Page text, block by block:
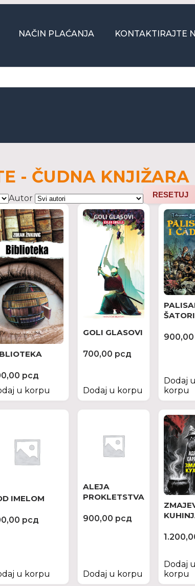
NAČIN PLAĆANJA KONTAKTIRAJTE
- ČUDNA KNJIŽARA
Autor RESETUJ
рсд
u korpu
GOLI GLASOVI
700,00 рсд
Dodaj u korpu
ŠATORI
900,00
Dodaj u
korpu
IMELOM
рсд
u korpu
ALEJA
PROKLETSTVA
900,00 рсд
Dodaj u korpu
Dodaj u
korpu